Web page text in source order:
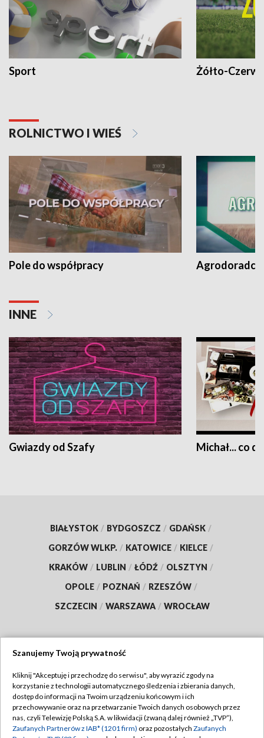
Sport Żółto-
ROLNICTWO I WIEŚ
Pole do współpracy Agrodoradcy
INNE
Gwiazdy od Szafy Michał... co
BIAŁYSTOK / BYDGOSZCZ / GDAŃSK /
GORZÓW WLKP. / KATOWICE / KIELCE /
KRAKÓW / LUBLIN / ŁÓDŹ / OLSZTYN /
OPOLE / POZNAŃ / RZESZÓW /
SZCZECIN / WARSZAWA / WROCŁAW
TVP
Abonament TVP
Emisja w TVP
Regulamin TVP
Polityka prywatności
Szanujemy Twoją prywatność
Kliknij "Akceptuję i przechodzę do serwisu", aby wyrazić zgody na
korzystanie z technologii automatycznego śledzenia i zbierania danych,
dostęp do informacji na Twoim urządzeniu końcowym i ich
przechowywanie oraz na przetwarzanie Twoich danych osobowych przez
nas, czyli Telewizję Polską S.A. w likwidacji (zwaną dalej również „TVP”),
Zaufanych Partnerów z IAB* (1201 firm) oraz pozostałych Zaufanych